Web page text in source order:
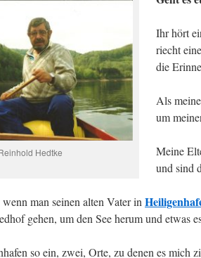
Hedtke
Ihr hört
riecht
die
Als
um
Meine
und sind
wenn man seinen alten Vater in
gehen, um den See herum und etwas
so ein, zwei, Orte, zu denen es mich